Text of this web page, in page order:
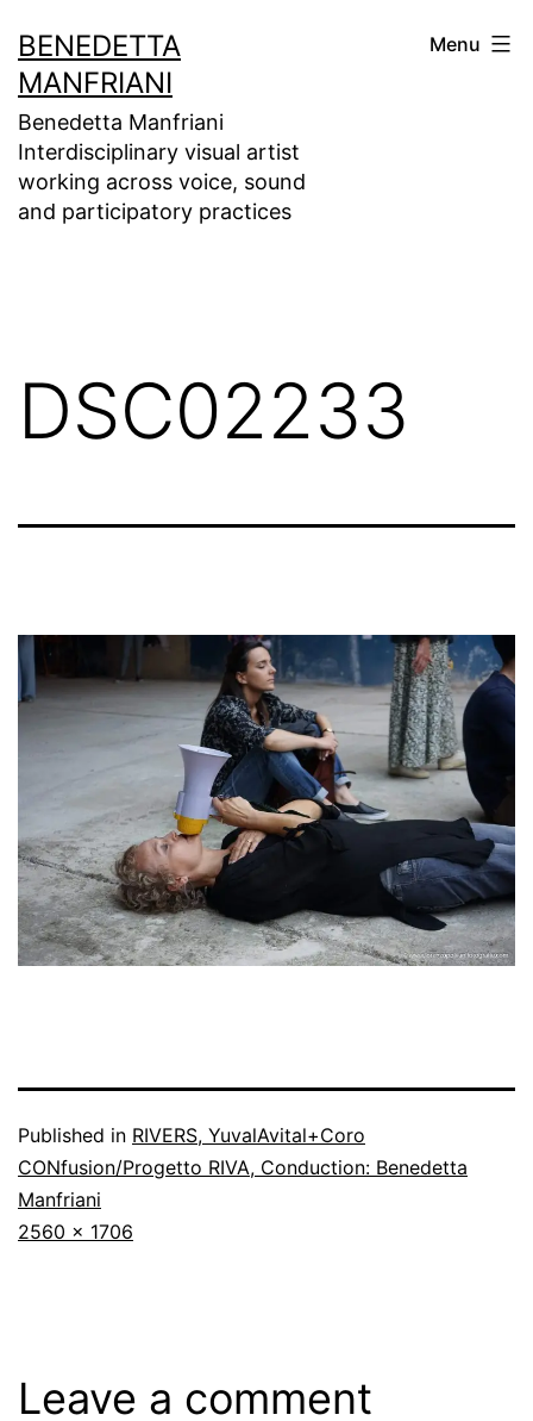
to
content
BENEDETTA
MANFRIANI
Benedetta Manfriani
Interdisciplinary visual artist
working across voice, sound
and participatory practices
Menu
DSC02233
Published in RIVERS, YuvalAvital+Coro
CONfusion/Progetto RIVA, Conduction: Benedetta
Manfriani
Full
2560 × 1706
Leave a comment